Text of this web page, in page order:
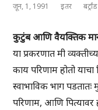
जून, 1, 1991 इतर
कुटुंब आणि वैयक्तिक
या प्रकरणात मी
काय परिणाम होतो
स्वाभाविक भाग पडतातः
परिणाम, आणि